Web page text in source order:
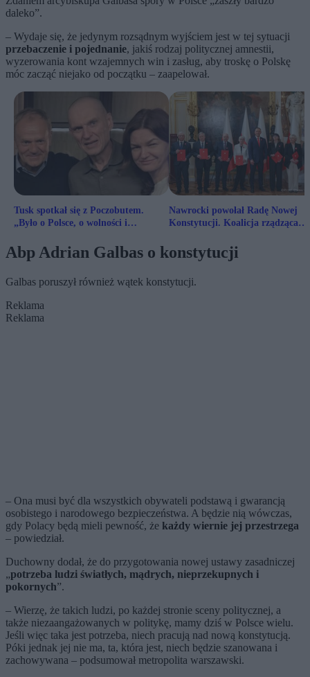
daleko”.
– Wydaje się, że jedynym rozsądnym wyjściem jest w tej sytuacji
przebaczenie i pojednanie, jakiś rodzaj politycznej amnestii,
wyzerowania kont wzajemnych win i zasług, aby troskę o Polskę
móc zacząć niejako od początku – zaapelował.
Tusk spotkał się z Poczobutem.
„Było o Polsce, o wolności i
Nawrocki powołał Radę Nowej
Konstytucji. Koalicja rządząca
Abp Adrian Galbas o konstytucji
Galbas poruszył również wątek konstytucji.
Reklama
Reklama
– Ona musi być dla wszystkich obywateli podstawą i gwarancją
osobistego i narodowego bezpieczeństwa. A będzie nią wówczas,
gdy Polacy będą mieli pewność, że każdy wiernie jej przestrzega
– powiedział.
Duchowny dodał, że do przygotowania nowej ustawy zasadniczej
„potrzeba ludzi światłych, mądrych, nieprzekupnych i
pokornych”.
– Wierzę, że takich ludzi, po każdej stronie sceny politycznej, a
także niezaangażowanych w politykę, mamy dziś w Polsce wielu.
Jeśli więc taka jest potrzeba, niech pracują nad nową konstytucją.
Póki jednak jej nie ma, ta, która jest, niech będzie szanowana i
zachowywana – podsumował metropolita warszawski.